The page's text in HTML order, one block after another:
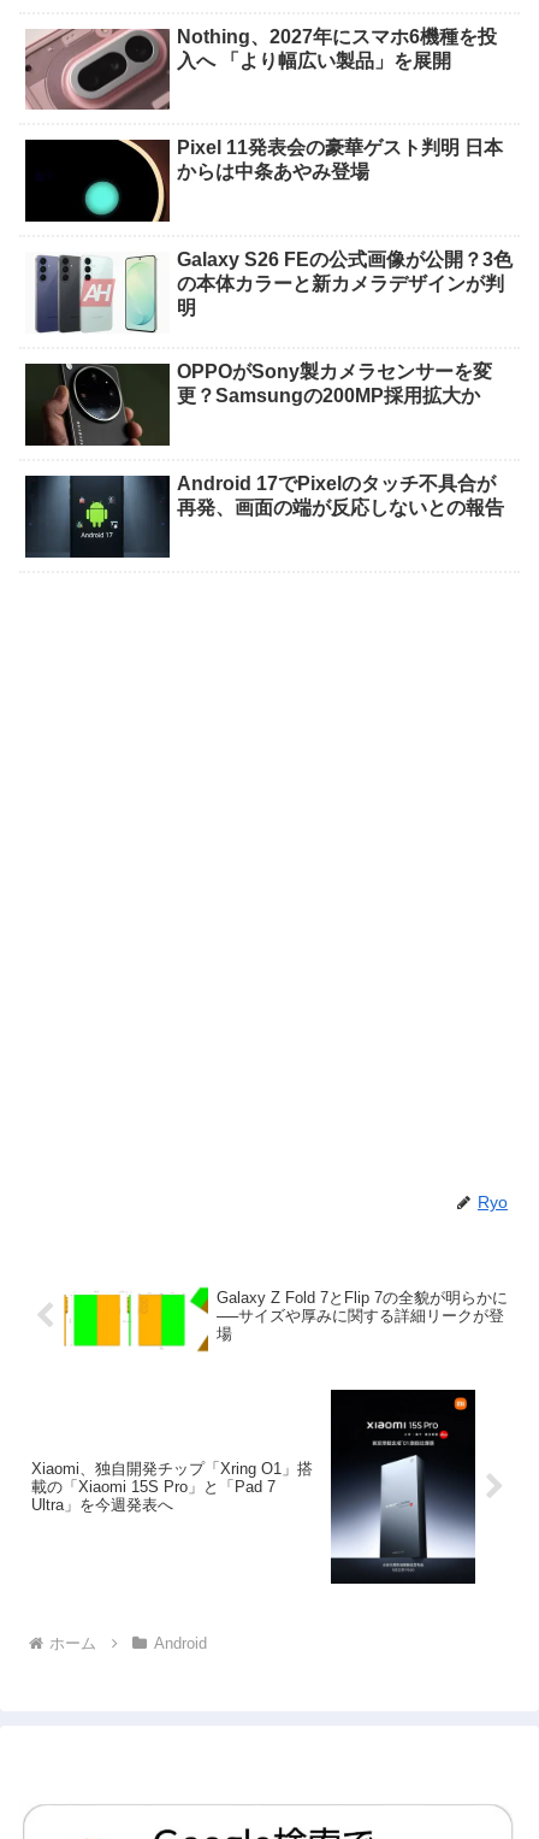
Nothing、2027年にスマホ6機種を投
入へ 「より幅広い製品」を展開
Pixel 11発表会の豪華ゲスト判明 日本
からは中条あやみ登場
Galaxy S26 FEの公式画像が公開？3色
の本体カラーと新カメラデザインが判
明
OPPOがSony製カメラセンサーを変
更？Samsungの200MP採用拡大か
Android 17でPixelのタッチ不具合が
再発、画面の端が反応しないとの報告
Ryo
Galaxy Z Fold 7とFlip 7の全貌が明らかに
──サイズや厚みに関する詳細リークが登
場
Xiaomi、独自開発チップ「Xring O1」搭
載の「Xiaomi 15S Pro」と「Pad 7
Ultra」を今週発表へ
ホーム Android